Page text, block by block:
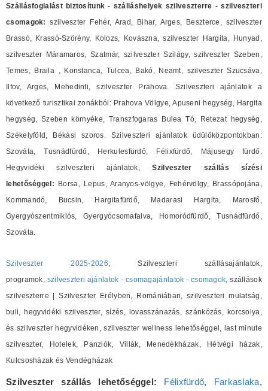
Szállásfoglalást biztosítunk - szálláshelyek szilveszterre - szilveszteri
csomagok: szilveszter Fehér, Arad, Bihar, Arges, Beszterce, szilveszter
Brassó, Krassó-Szörény, Kolozs, Kovászna, szilveszter Hargita, Hunyad,
szilveszter Máramaros, Szatmár, szilveszter Szilágy, szilveszter Szeben,
Temes, Braila , Konstanca, Tulcea, Bakó, Neamt, szilveszter Szucsáva,
Ilfov, Arges, Mehedinti, szilveszter Prahova. Szilveszteri ajánlatok a
következő turisztikai zonákból: Prahova Völgye, Apuseni hegység, Hargita
hegység, Szeben környéke, Transzfogaras Bulea Tó, Retezat hegység,
Székelyföld, Békási szoros. Szilveszteri ajánlatok üdülőközpontokban:
Szováta, Tusnádfürdő, Herkulesfürdő, Félixfürdő, Májusegy fürdő.
Hegyvidéki szilveszteri ajánlatok,Szilveszter szállás sízési
lehetőséggel: Borsa, Lepus, Aranyos-völgye, Fehérvölgy, Brassópojána,
Kommandó, Bucsin, Hargitafürdő, Madarasi Hargita, Marosfő,
Gyergyószentmiklós, Gyergyócsomafalva, Homoródfürdő, Tusnádfürdő,
Szováta.
Szilveszter 2025-2026, Szilveszteri szállásajánlatok,
programok, szilveszteri ajánlatok - csomagajánlatok - csomagok, szállások
szilveszterre | Szilveszter Erélyben, Romániában, szilveszteri mulatság,
buli, hegyvidéki szilveszter, sízés, lovasszánazás, szánkózás, korcsolya,
és szilveszter hegyvidéken, szilveszter wellness lehetőséggel, last minute
szilveszter, Hotelek, Panziók, Villák, Menedékházak, Hétvégi házak,
Kulcsosházak és Vendégházak
Szilveszter szállás lehetőséggel: Félixfürdő, Farkaslaka,